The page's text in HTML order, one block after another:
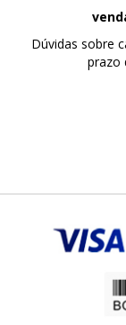
Dúvidas sobre
prazo